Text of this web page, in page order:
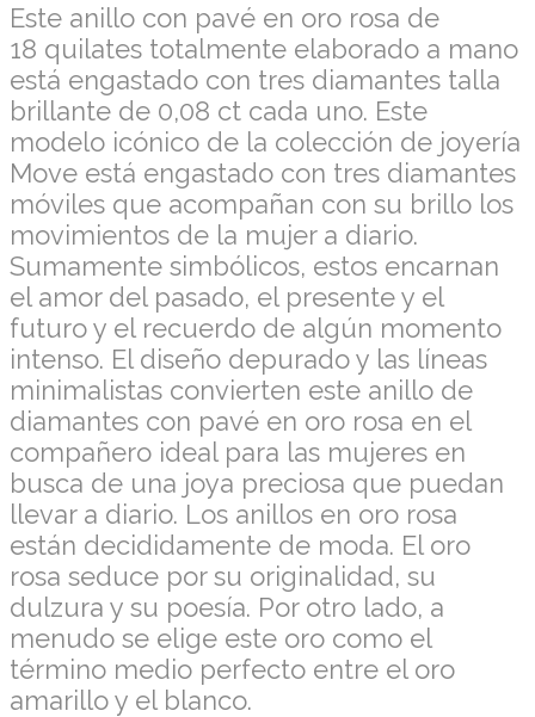
Este anillo con pavé en oro rosa de
18 quilates totalmente elaborado a mano
está engastado con tres diamantes talla
brillante de 0,08 ct cada uno. Este
modelo icónico de la colección de joyería
Move está engastado con tres diamantes
móviles que acompañan con su brillo los
movimientos de la mujer a diario.
Sumamente simbólicos, estos encarnan
el amor del pasado, el presente y el
futuro y el recuerdo de algún momento
intenso. El diseño depurado y las líneas
minimalistas convierten este anillo de
diamantes con pavé en oro rosa en el
compañero ideal para las mujeres en
busca de una joya preciosa que puedan
llevar a diario. Los anillos en oro rosa
están decididamente de moda. El oro
rosa seduce por su originalidad, su
dulzura y su poesía. Por otro lado, a
menudo se elige este oro como el
término medio perfecto entre el oro
amarillo y el blanco.